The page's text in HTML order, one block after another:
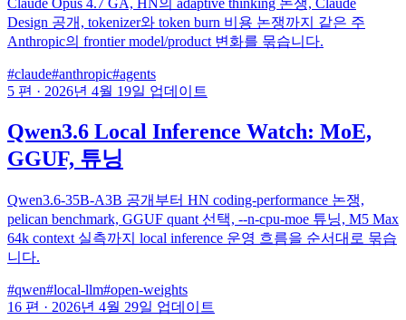
Design 공개, tokenizer와 token burn 비용 논쟁까지 같은 주
Anthropic의 frontier model/product 변화를 묶습니다.
#claude#anthropic#agents
5 편 · 2026년 4월 19일 업데이트
Qwen3.6 Local Inference Watch: MoE,
GGUF, 튜닝
Qwen3.6-35B-A3B 공개부터 HN coding-performance 논쟁,
pelican benchmark, GGUF quant 선택, --n-cpu-moe 튜닝, M5 Max
64k context 실측까지 local inference 운영 흐름을 순서대로 묶습
니다.
#qwen#local-llm#open-weights
16 편 · 2026년 4월 29일 업데이트